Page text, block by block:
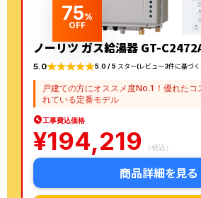
75%
OFF
ノーリツ ガス給湯器 GT-
5.0 5.0 / 5 スター(レビュー3件に基づ
戸建ての方にオススメ度No.1！優れた
れている定番モデル
工事費込価格
¥194,219 （税込）
商品詳細を見る